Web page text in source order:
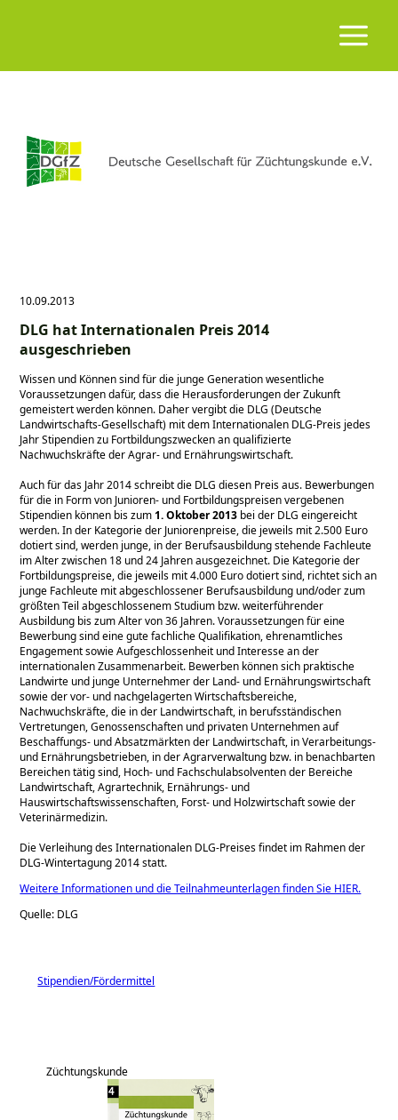
10.09.2013
DLG hat Internationalen Preis 2014
ausgeschrieben
Wissen und Können sind für die junge Generation wesentliche
Voraussetzungen dafür, dass die Herausforderungen der Zukunft
gemeistert werden können. Daher vergibt die DLG (Deutsche
Landwirtschafts-Gesellschaft) mit dem Internationalen DLG-Preis jedes
Jahr Stipendien zu Fortbildungszwecken an qualifizierte
Nachwuchskräfte der Agrar- und Ernährungswirtschaft.
Auch für das Jahr 2014 schreibt die DLG diesen Preis aus. Bewerbungen
für die in Form von Junioren- und Fortbildungspreisen vergebenen
Stipendien können bis zum1. Oktober 2013 bei der DLG eingereicht
werden. In der Kategorie der Juniorenpreise, die jeweils mit 2.500 Euro
dotiert sind, werden junge, in der Berufsausbildung stehende Fachleute
im Alter zwischen 18 und 24 Jahren ausgezeichnet. Die Kategorie der
Fortbildungspreise, die jeweils mit 4.000 Euro dotiert sind, richtet sich an
junge Fachleute mit abgeschlossener Berufsausbildung und/oder zum
größten Teil abgeschlossenem Studium bzw. weiterführender
Ausbildung bis zum Alter von 36 Jahren. Voraussetzungen für eine
Bewerbung sind eine gute fachliche Qualifikation, ehrenamtliches
Engagement sowie Aufgeschlossenheit und Interesse an der
internationalen Zusammenarbeit. Bewerben können sich praktische
Landwirte und junge Unternehmer der Land- und Ernährungswirtschaft
sowie der vor- und nachgelagerten Wirtschaftsbereiche,
Nachwuchskräfte, die in der Landwirtschaft, in berufsständischen
Vertretungen, Genossenschaften und privaten Unternehmen auf
Beschaffungs- und Absatzmärkten der Landwirtschaft, in Verarbeitungs-
und Ernährungsbetrieben, in der Agrarverwaltung bzw. in benachbarten
Bereichen tätig sind, Hoch- und Fachschulabsolventen der Bereiche
Landwirtschaft, Agrartechnik, Ernährungs- und
Hauswirtschaftswissenschaften, Forst- und Holzwirtschaft sowie der
Veterinärmedizin.
Die Verleihung des Internationalen DLG-Preises findet im Rahmen der
DLG-Wintertagung 2014 statt.
Weitere Informationen und die Teilnahmeunterlagen finden Sie HIER.
Quelle: DLG
Stipendien/Fördermittel
Züchtungskunde